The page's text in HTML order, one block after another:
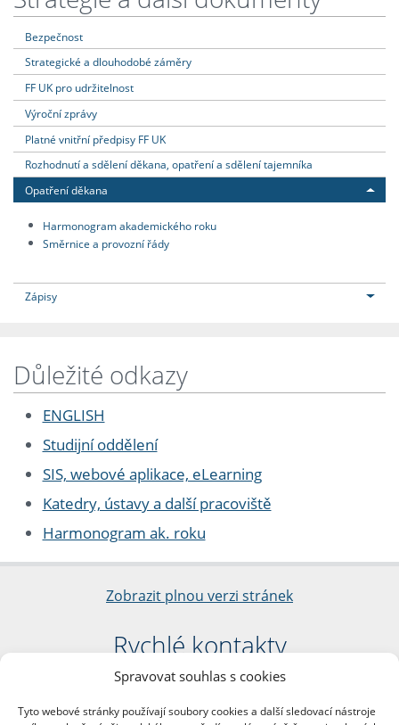
Spravovat souhlas s cookies
Tyto webové stránky používají soubory cookies a další sledovací nástroje
Bezpečnost
Strategické a dlouhodobé záměry
FF UK pro udržitelnost
Výroční zprávy
Platné vnitřní předpisy FF UK
Rozhodnutí a sdělení děkana, opatření a sdělení tajemníka
Opatření děkana
Harmonogram akademického roku
Směrnice a provozní řády
Zápisy
Důležité odkazy
ENGLISH
Studijní oddělení
SIS, webové aplikace, eLearning
Katedry, ústavy a další pracoviště
Harmonogram ak. roku
Zobrazit plnou verzi stránek
Rychlé kontakty
Filozofická fakulta
nám. Jana Palacha 1/2